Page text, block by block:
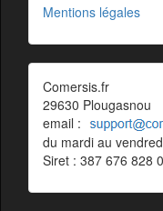
Mentions légales
Comersis.fr
29630 Plougasnou
email :
du mardi au
Siret : 387 676 828